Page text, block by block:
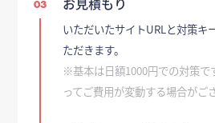
03
いただいたサイトURLと対策キ
ただきます。
※基本は日額1000円での対策で
ってご費用が変動する場合がご